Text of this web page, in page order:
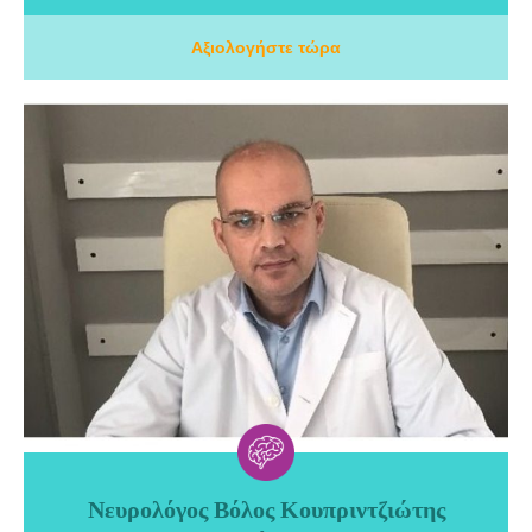
Αξιολογήστε τώρα
Νευρολόγος Βόλος Κουπριντζιώτης Δημήτριος. Το ιατρείο του
Νευρολόγος Βόλος Κουπριντζιώτης